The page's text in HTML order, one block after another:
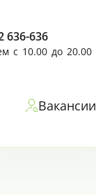
636-636
с 10.00 до 20.00
Вакансии